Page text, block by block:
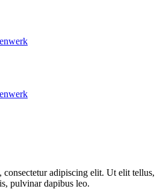
adipiscing elit. Ut elit tellus,
pulvinar dapibus leo.